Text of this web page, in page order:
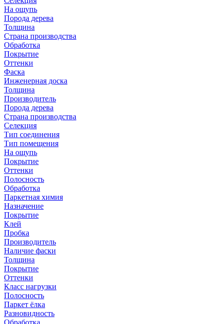
На ощупь
Порода дерева
Толщина
Страна производства
Обработка
Покрытие
Оттенки
Фаска
Инженерная доска
Толщина
Производитель
Порода дерева
Страна производства
Селекция
Тип соединения
Тип помещения
На ощупь
Покрытие
Оттенки
Полосность
Обработка
Паркетная химия
Назначение
Покрытие
Клей
Пробка
Производитель
Наличие фаски
Толщина
Покрытие
Оттенки
Класс нагрузки
Полосность
Паркет ёлка
Разновидность
Обработка